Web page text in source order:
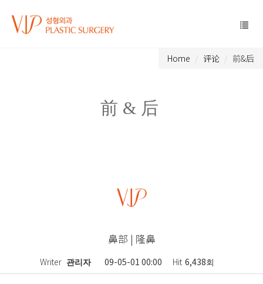
Home 评论 前&后
前&后
鼻部 | 隆鼻
Writer 관리자 09-05-01 00:00 Hit 6,438회